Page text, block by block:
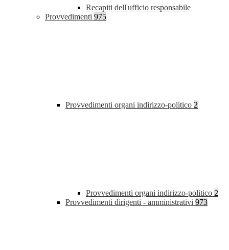
Recapiti dell'ufficio responsabile
Provvedimenti 975
Provvedimenti organi indirizzo-politico 2
Provvedimenti organi indirizzo-politico 2
Provvedimenti dirigenti - amministrativi 973